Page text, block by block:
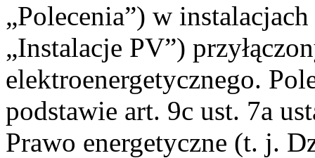
„Polecenia”) w
„Instalacje PV”)
elektroenergetycznego.
podstawie art. 9c ust. 7a
Prawo energetyczne (t. j.